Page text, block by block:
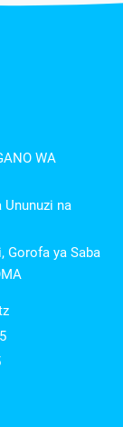
WA
Ununuzi na
Gorofa ya Saba